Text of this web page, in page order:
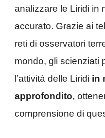
analizzare le Liridi in
accurato. Grazie ai
reti di osservatori
mondo, gli scienziati
l’attività delle Liridi in
approfondito,
comprensione di